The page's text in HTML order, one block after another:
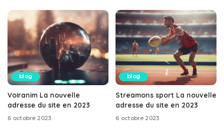
blog
Voiranim La nouvelle
adresse du site en 2023
6 octobre 2023
blog
Streamons sport La nouvelle
adresse du site en 2023
6 octobre 2023